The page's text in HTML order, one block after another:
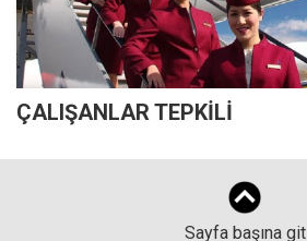
ÇALIŞANLAR TEPKİLİ
Sayfa başına git